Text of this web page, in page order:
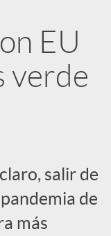
EU
verde
salir de
de
más